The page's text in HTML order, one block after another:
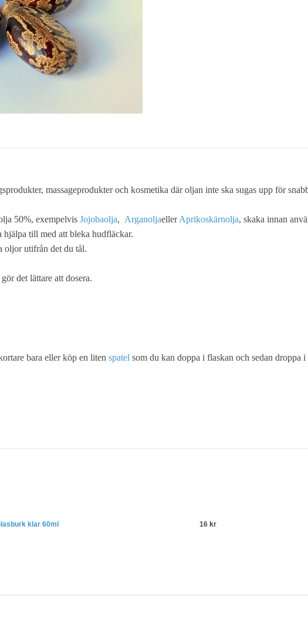
massageprodukter och kosmetika där oljan inte ska sugas upp för
50%, exempelvis Jojobaolja, ArganoljaellerAprikoskärnolja, skaka innan
till med att bleka hudfläckar.
oljor utifrån det du tål.
det lättare att dosera.
bara eller köp en liten spatel som du kan doppa i flaskan och sedan droppa
klar 60ml 16 kr